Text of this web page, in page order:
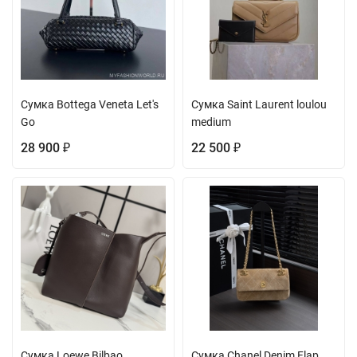
Сумка Bottega Veneta Let's
Go
28 900 ₽
Сумка Saint Laurent loulou
medium
22 500 ₽